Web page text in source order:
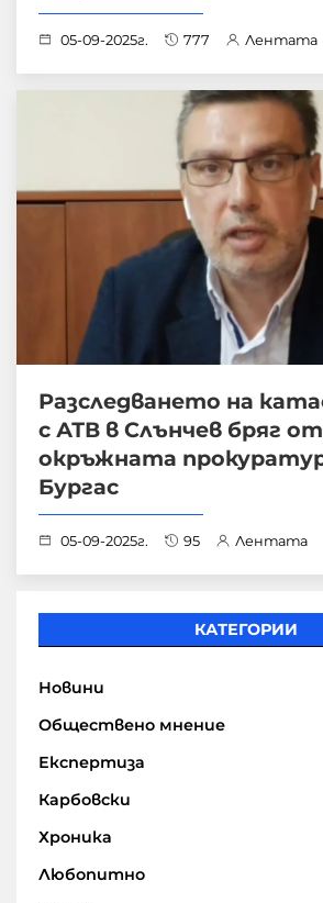
05-09-2025г. 777 Лентата
Разследването на
с АТВ в Слънчев бряг
окръжната
Бургас
05-09-2025г. 95 Лентата
КАТЕГОРИИ
Новини
Обществено мнение
Експертиза
Карбовски
Хроника
Любопитно